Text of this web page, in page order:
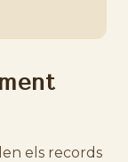
els records